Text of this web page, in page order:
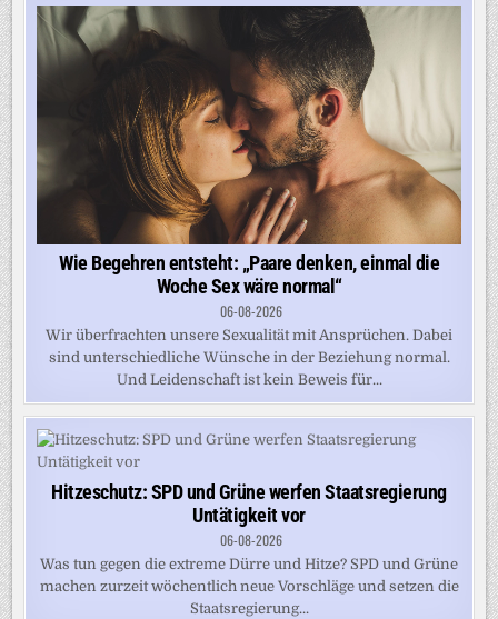
Wie Begehren entsteht: „Paare denken, einmal die
Woche Sex wäre normal“
06-08-2026
Wir überfrachten unsere Sexualität mit Ansprüchen. Dabei
sind unterschiedliche Wünsche in der Beziehung normal.
Und Leidenschaft ist kein Beweis für...
Hitzeschutz: SPD und Grüne werfen Staatsregierung
Untätigkeit vor
06-08-2026
Was tun gegen die extreme Dürre und Hitze? SPD und Grüne
machen zurzeit wöchentlich neue Vorschläge und setzen die
Staatsregierung...